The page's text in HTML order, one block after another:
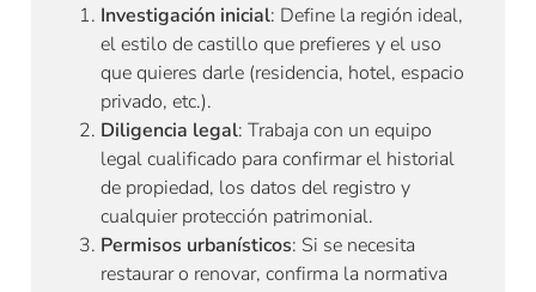
Investigación inicial: Define la región ideal,
el estilo de castillo que prefieres y el uso
que quieres darle (residencia, hotel, espacio
privado, etc.).
Diligencia legal: Trabaja con un equipo
legal cualificado para confirmar el historial
de propiedad, los datos del registro y
cualquier protección patrimonial.
Permisos urbanísticos: Si se necesita
restaurar o renovar, confirma la normativa